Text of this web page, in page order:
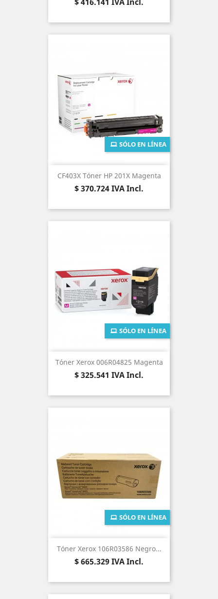
CF403X Tóner HP 201X Magenta
Precio
$ 370.724IVA Incl.
SÓLO EN LÍNEA
Tóner Xerox 006R04825 Magenta
Precio
$ 325.541 IVA Incl.
SÓLO EN LÍNEA
Tóner Xerox 106R03586 Negro...
Precio
$ 665.329IVA Incl.
SÓLO EN LÍNEA